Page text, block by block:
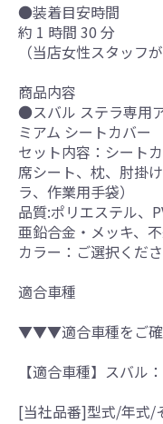
●装着目安時間
約 1 時間 30 分
（当店女性スタッフ
商品内容
●スバル ステラ専用
ミアム シートカバー
セット内容：シート
席シート、枕、肘掛
ラ、作業用手袋）
品質:ポリエステル、
亜鉛合金・メッキ、
カラー：ご選択くだ
適合車種
▼▼▼適合車種をご
【適合車種】スバル
[当社品番]型式/年式/